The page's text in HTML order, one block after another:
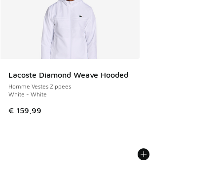
Lacoste Diamond Weave Hooded
Homme Vestes Zippees
White - White
€ 159,99